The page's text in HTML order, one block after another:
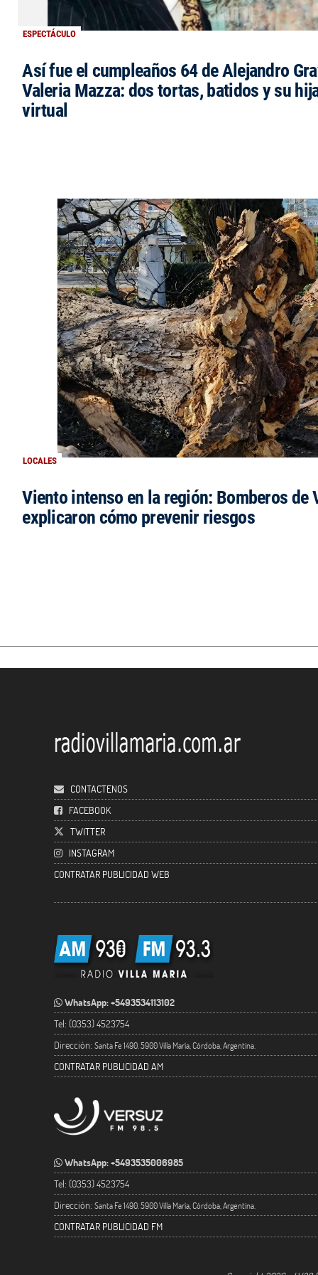
ESPECTÁCULO
Así fue el cumpleaños 64 de Alejandro
Valeria Mazza: dos tortas, batidos y su
virtual
LOCALES
Viento intenso en la región: Bomberos de
explicaron cómo prevenir riesgos
CONTACTENOS
FACEBOOK
TWITTER
INSTAGRAM
CONTRATAR PUBLICIDAD WEB
WhatsApp: +5493534113102
Tel: (0353) 4523754
Dirección: Santa Fe 1490. 5900 Villa María, Córdoba, Argentina.
CONTRATAR PUBLICIDAD AM
WhatsApp: +5493535006985
Tel: (0353) 4523754
Dirección: Santa Fe 1490. 5900 Villa María, Córdoba, Argentina.
CONTRATAR PUBLICIDAD FM